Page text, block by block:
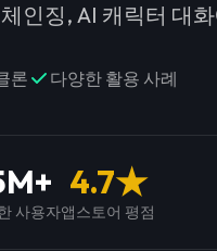
인징, AI 캐릭터 대
론 다양한 활용 사례
사용자
4.7★
앱스토어 평점